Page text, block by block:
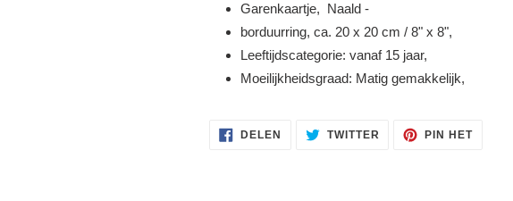
Garenkaartje, Naald -
borduurring, ca. 20 x 20 cm / 8" x 8",
Leeftijdscategorie: vanaf 15 jaar,
Moeilijkheidsgraad: Matig gemakkelijk,
DELEN
DELEN TWITTER TWITTERENPIN HETPINNEN
Meld u aan bij uw account om producten aan uw verlanglijst toe te
voegen en uw eerder opgeslagen artikelen te bekijken.